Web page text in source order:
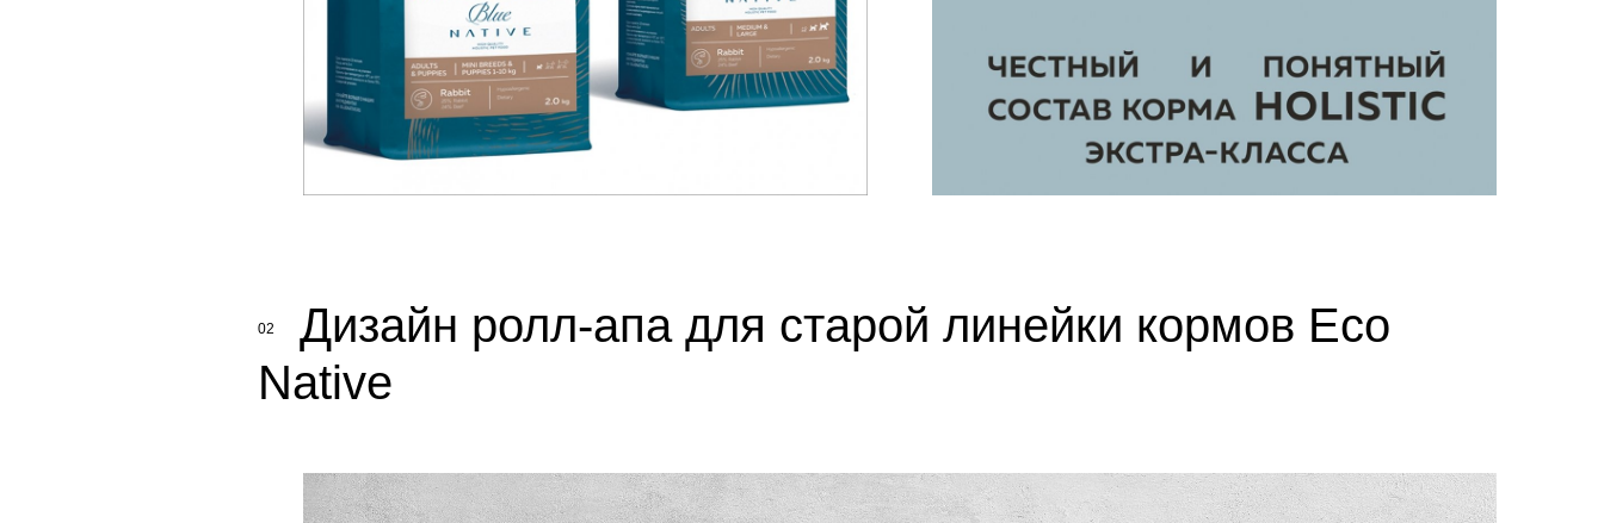
02
Дизайн ролл-апа для старой линейки кормов Eco
Native